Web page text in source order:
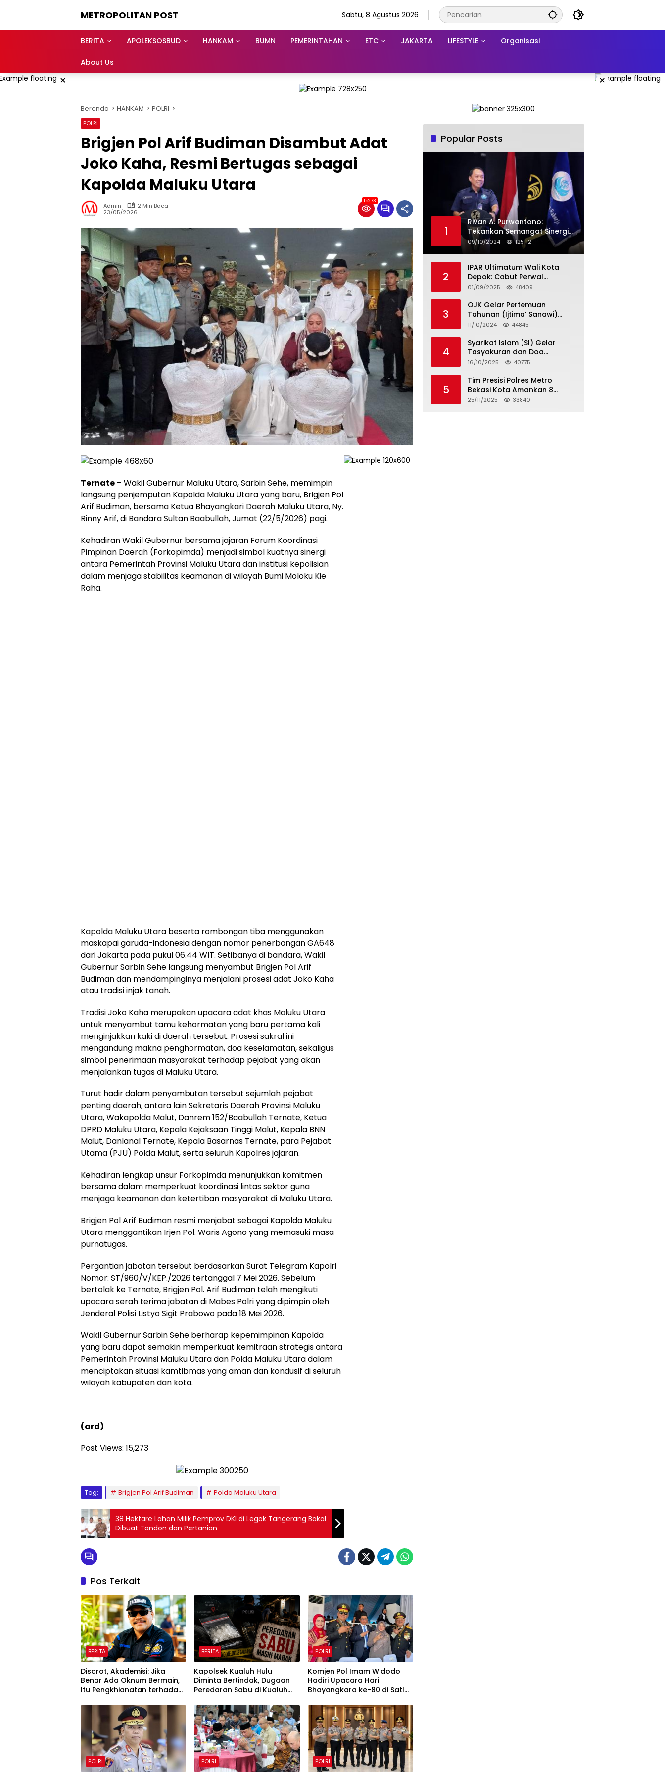
METROPOLITAN POST Sabtu, 8 Agustus 2026
BERITA APOLEKSOSBUD HANKAM BUMN PEMERINTAHAN ETC JAKARTA LIFESTYLE Organisasi
About Us
× ×
Beranda HANKAM POLRI
POLRI
Brigjen Pol Arif Budiman Disambut Adat
Joko Kaha, Resmi Bertugas sebagai
Kapolda Maluku Utara
Admin
2 Min Baca
23/05/2026
15273
Ternate – Wakil Gubernur Maluku Utara, Sarbin Sehe, memimpin
langsung penjemputan Kapolda Maluku Utara yang baru, Brigjen Pol
Arif Budiman, bersama Ketua Bhayangkari Daerah Maluku Utara, Ny.
Rinny Arif, di Bandara Sultan Baabullah, Jumat (22/5/2026) pagi.
Kehadiran Wakil Gubernur bersama jajaran Forum Koordinasi
Pimpinan Daerah (Forkopimda) menjadi simbol kuatnya sinergi
antara Pemerintah Provinsi Maluku Utara dan institusi kepolisian
dalam menjaga stabilitas keamanan di wilayah Bumi Moloku Kie
Raha.
Kapolda Maluku Utara beserta rombongan tiba menggunakan
maskapai garuda-indonesia dengan nomor penerbangan GA648
dari Jakarta pada pukul 06.44 WIT. Setibanya di bandara, Wakil
Gubernur Sarbin Sehe langsung menyambut Brigjen Pol Arif
Budiman dan mendampinginya menjalani prosesi adat Joko Kaha
atau tradisi injak tanah.
Tradisi Joko Kaha merupakan upacara adat khas Maluku Utara
untuk menyambut tamu kehormatan yang baru pertama kali
menginjakkan kaki di daerah tersebut. Prosesi sakral ini
mengandung makna penghormatan, doa keselamatan, sekaligus
simbol penerimaan masyarakat terhadap pejabat yang akan
menjalankan tugas di Maluku Utara.
Turut hadir dalam penyambutan tersebut sejumlah pejabat
penting daerah, antara lain Sekretaris Daerah Provinsi Maluku
Utara, Wakapolda Malut, Danrem 152/Baabullah Ternate, Ketua
DPRD Maluku Utara, Kepala Kejaksaan Tinggi Malut, Kepala BNN
Malut, Danlanal Ternate, Kepala Basarnas Ternate, para Pejabat
Utama (PJU) Polda Malut, serta seluruh Kapolres jajaran.
Kehadiran lengkap unsur Forkopimda menunjukkan komitmen
bersama dalam memperkuat koordinasi lintas sektor guna
menjaga keamanan dan ketertiban masyarakat di Maluku Utara.
Brigjen Pol Arif Budiman resmi menjabat sebagai Kapolda Maluku
Utara menggantikan Irjen Pol. Waris Agono yang memasuki masa
purnatugas.
Pergantian jabatan tersebut berdasarkan Surat Telegram Kapolri
Nomor: ST/960/V/KEP./2026 tertanggal 7 Mei 2026. Sebelum
bertolak ke Ternate, Brigjen Pol. Arif Budiman telah mengikuti
upacara serah terima jabatan di Mabes Polri yang dipimpin oleh
Jenderal Polisi Listyo Sigit Prabowo pada 18 Mei 2026.
Wakil Gubernur Sarbin Sehe berharap kepemimpinan Kapolda
yang baru dapat semakin memperkuat kemitraan strategis antara
Pemerintah Provinsi Maluku Utara dan Polda Maluku Utara dalam
menciptakan situasi kamtibmas yang aman dan kondusif di seluruh
wilayah kabupaten dan kota.
(ard)
Post Views: 15,273
Tag: Brigjen Pol Arif Budiman Polda Maluku Utara
38 Hektare Lahan Milik Pemprov DKI di Legok Tangerang Bakal
Dibuat Tandon dan Pertanian
Pos Terkait
BERITA
Disorot, Akademisi: Jika
Benar Ada Oknum Bermain,
Itu Pengkhianatan terhadap
BERITA
Kapolsek Kualuh Hulu
Diminta Bertindak, Dugaan
Peredaran Sabu di Kualuh
Sorotan Warga
POLRI
Komjen Pol Imam Widodo
Hadiri Upacara Hari
Bhayangkara ke-80 di Satlat
POLRI POLRI POLRI
Popular Posts
1
Rivan A. Purwantono:
Tekankan Semangat Sinergi
dan Kolaborasi dalam
Rakernas Serikat Pekerja Jasa
09/10/2024 125112
2
IPAR Ultimatum Wali Kota
Depok: Cabut Perwal
Tunjangan DPRD Rp40 Juta
Aksi Rakyat
01/09/2025 48409
3
OJK Gelar Pertemuan
Tahunan (Ijtima’ Sanawi)
Dewan Pengawas Syariah
11/10/2024 44845
4
Syarikat Islam (SI) Gelar
Tasyakuran dan Doa
Bersama Organisasi
16/10/2025 40775
5
Tim Presisi Polres Metro
Bekasi Kota Amankan 8
Remaja Diduga Hendak
25/11/2025 33840